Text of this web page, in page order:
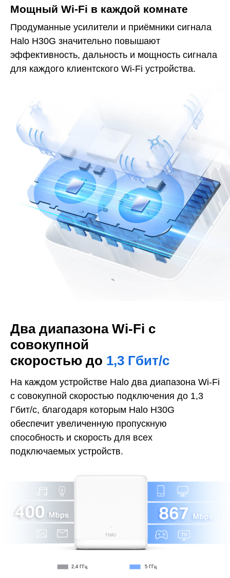
Мощный Wi-Fi в каждой комнате
Продуманные усилители и приёмники сигнала
Halo H30G значительно повышают
эффективность, дальность и мощность сигнала
для каждого клиентского Wi-Fi устройства.
Два диапазона Wi-Fi с
совокупной
скоростью до 1,3 Гбит/с
На каждом устройстве Halo два диапазона Wi-Fi
с совокупной скоростью подключения до 1,3
Гбит/с, благодаря которым Halo H30G
обеспечит увеличенную пропускную
способность и скорость для всех
подключаемых устройств.
2,4 ГГц 5 ГГц